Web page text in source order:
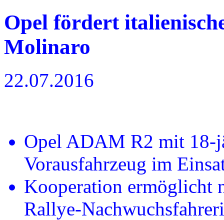
Opel fördert
Molinaro
22.07.2016
Opel ADAM R2 mit 18-
Vorausfahrzeug im
Kooperation ermöglicht
Rallye-